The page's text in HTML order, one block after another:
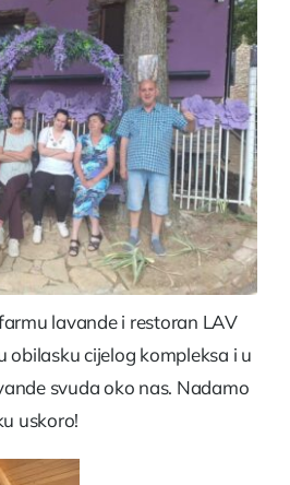
lavande i restoran LAV
obilasku cijelog kompleksa i u
svuda oko nas. Nadamo
uskoro!